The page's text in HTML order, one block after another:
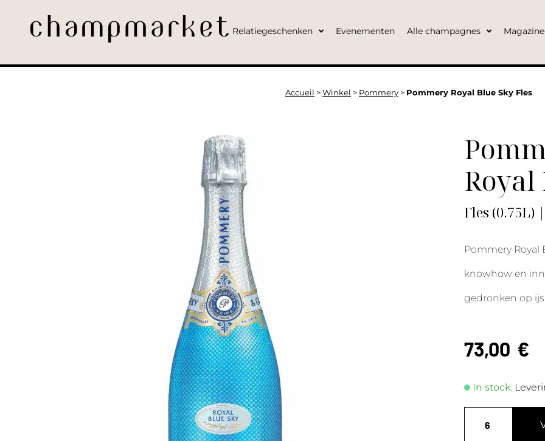
Relatiegeschenken Evenementen Alle champagnes Magazine
Accueil > Winkel > Pommery > Pommery Royal Blue Sky Fles
Royal
Fles (0.75L)
Pommery
knowhow en
gedronken op
73,00 €
In stock.